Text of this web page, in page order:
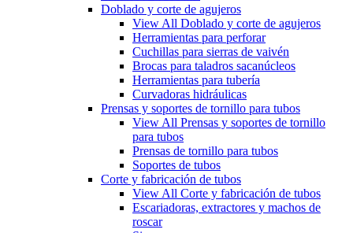
Doblado y corte de agujeros
View All Doblado y corte de agujeros
Herramientas para perforar
Cuchillas para sierras de vaivén
Brocas para taladros sacanúcleos
Herramientas para tubería
Curvadoras hidráulicas
Prensas y soportes de tornillo para tubos
View All Prensas y soportes de tornillo
para tubos
Prensas de tornillo para tubos
Soportes de tubos
Corte y fabricación de tubos
View All Corte y fabricación de tubos
Escariadoras, extractores y machos de
roscar